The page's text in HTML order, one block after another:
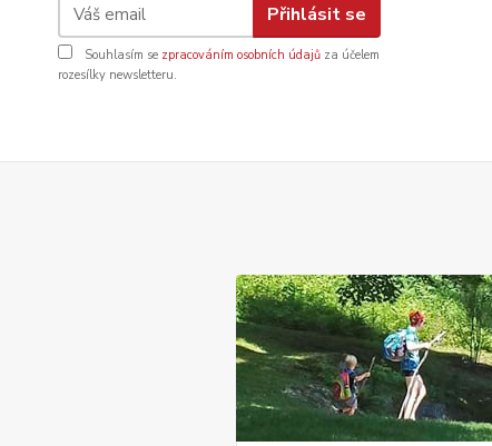
Přihlásit se
Souhlasím se zpracováním osobních údajů za účelem
rozesílky newsletteru.